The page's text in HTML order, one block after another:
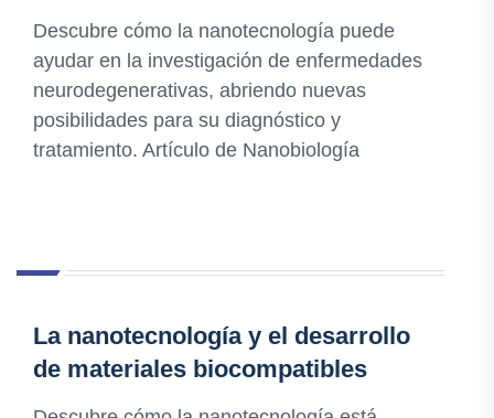
Descubre cómo la nanotecnología puede
ayudar en la investigación de enfermedades
neurodegenerativas, abriendo nuevas
posibilidades para su diagnóstico y
tratamiento. Artículo de Nanobiología
La nanotecnología y el desarrollo
de materiales biocompatibles